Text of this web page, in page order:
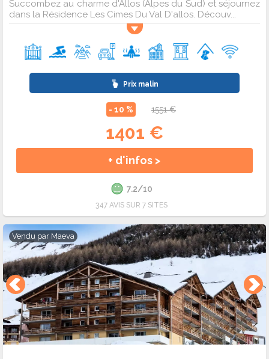
Succombez au charme d'Allos (Alpes du Sud) et séjournez
dans la Résidence Les Cimes Du Val D'allos. Découv...
Prix malin
- 10 % 1551 €
1401 €
+ d'infos >
7.2/10
347 AVIS SUR 7 SITES
Vendu par Maeva